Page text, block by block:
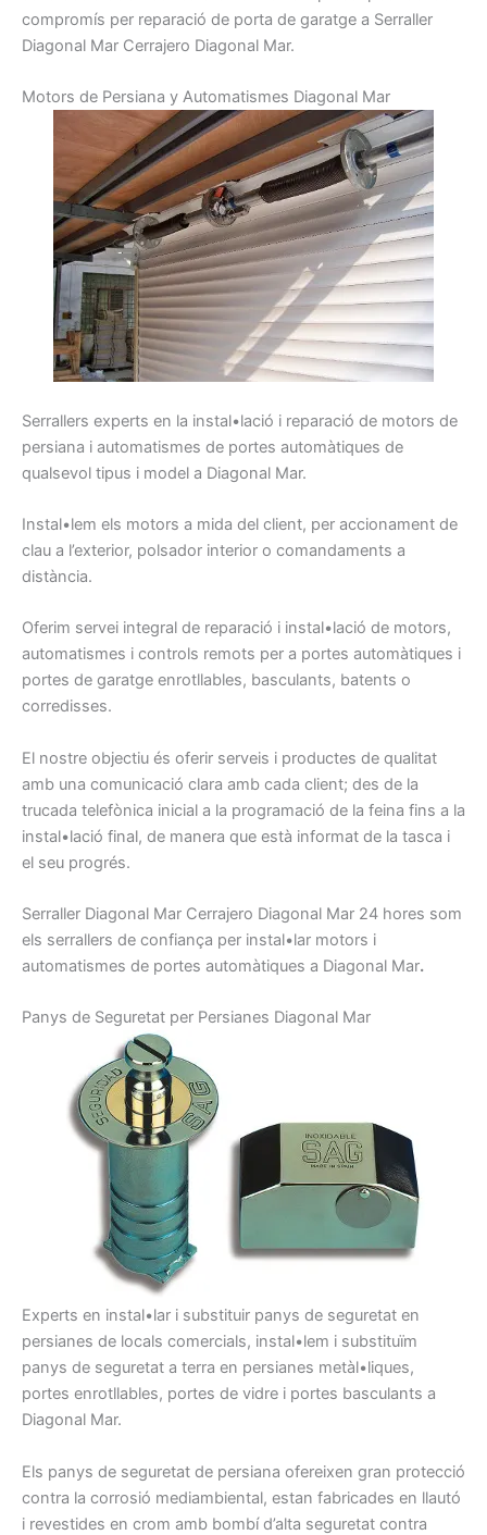
compromís per reparació de porta de garatge a Serraller
Diagonal Mar Cerrajero Diagonal Mar.
Motors de Persiana y Automatismes Diagonal Mar
Serrallers experts en la instal•lació i reparació de motors de
persiana i automatismes de portes automàtiques de
qualsevol tipus i model a Diagonal Mar.
Instal•lem els motors a mida del client, per accionament de
clau a l’exterior, polsador interior o comandaments a
distància.
Oferim servei integral de reparació i instal•lació de motors,
automatismes i controls remots per a portes automàtiques i
portes de garatge enrotllables, basculants, batents o
corredisses.
El nostre objectiu és oferir serveis i productes de qualitat
amb una comunicació clara amb cada client; des de la
trucada telefònica inicial a la programació de la feina fins a la
instal•lació final, de manera que està informat de la tasca i
el seu progrés.
Serraller Diagonal Mar Cerrajero Diagonal Mar 24 hores som
els serrallers de confiança per instal•lar motors i
automatismes de portes automàtiques a Diagonal Mar.
Panys de Seguretat per Persianes Diagonal Mar
Experts en instal•lar i substituir panys de seguretat en
persianes de locals comercials, instal•lem i substituïm
panys de seguretat a terra en persianes metàl•liques,
portes enrotllables, portes de vidre i portes basculants a
Diagonal Mar.
Els panys de seguretat de persiana ofereixen gran protecció
contra la corrosió mediambiental, estan fabricades en llautó
i revestides en crom amb bombí d’alta seguretat contra